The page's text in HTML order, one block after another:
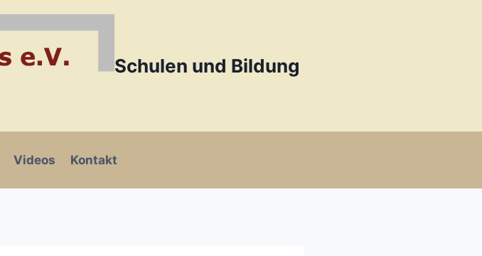
Schulen und Bildung
Videos Kontakt